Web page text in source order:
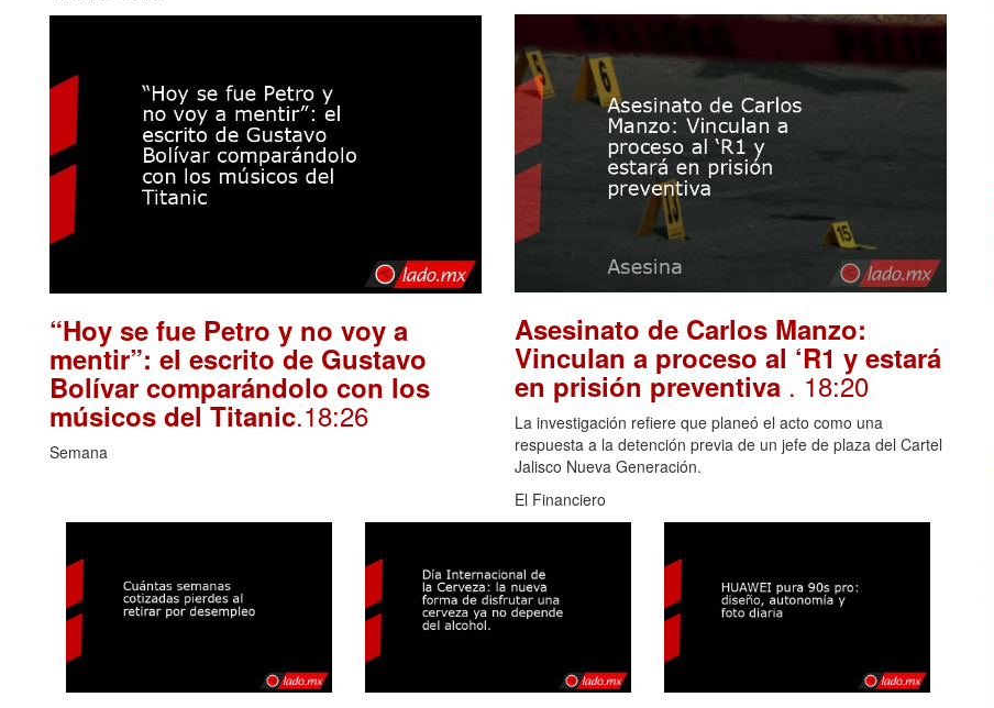
“Hoy se fue Petro y no voy a
mentir”: el escrito de Gustavo
Bolívar comparándolo con los
músicos del Titanic.18:26
Semana
Asesinato de Carlos Manzo:
Vinculan a proceso al ‘R1 y estará
en prisión preventiva . 18:20
La investigación refiere que planeó el acto como una
respuesta a la detención previa de un jefe de plaza del Cartel
Jalisco Nueva Generación.
El Financiero